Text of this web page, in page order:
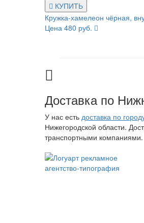
КУПИТЬ
Кружка-хамелеон чёрная,
Цена 480 руб.
Доставка по
У нас есть доставка по
Нижегородской области.
транспортными компаниями.